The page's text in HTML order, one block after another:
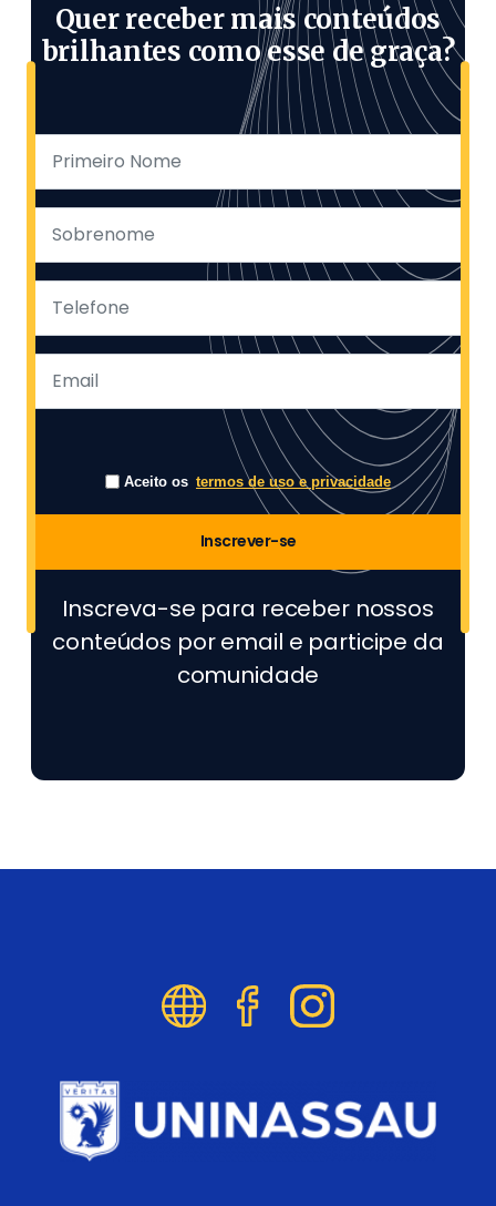
Quer receber mais conteúdos
brilhantes como esse de graça?
Aceito os termos de uso e privacidade
Inscrever-se
Inscreva-se para receber nossos
conteúdos por email e participe da
comunidade